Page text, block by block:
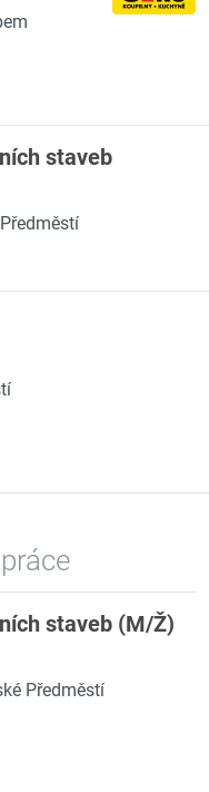
staveb
staveb (M/Ž)
Předměstí